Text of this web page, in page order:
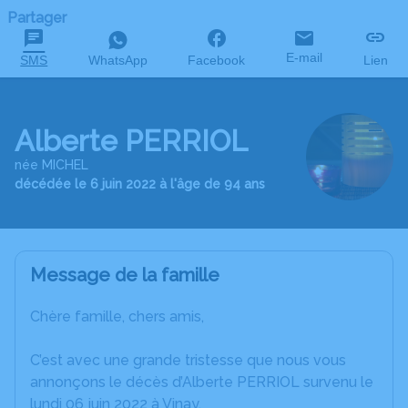
Partager
SMS WhatsApp Facebook E-mail Lien
Alberte PERRIOL
née MICHEL
décédée le 6 juin 2022 à l'âge de 94 ans
Message de la famille
Chère famille, chers amis,
C’est avec une grande tristesse que nous vous
annonçons le décès d’Alberte PERRIOL survenu le
lundi 06 juin 2022 à Vinay.